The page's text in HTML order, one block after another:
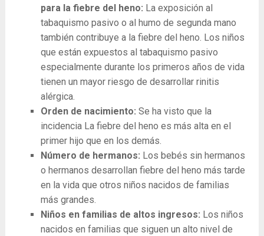
para la fiebre del heno: La exposición al
tabaquismo pasivo o al humo de segunda mano
también contribuye a la fiebre del heno. Los niños
que están expuestos al tabaquismo pasivo
especialmente durante los primeros años de vida
tienen un mayor riesgo de desarrollar rinitis
alérgica.
Orden de nacimiento: Se ha visto que la
incidencia La fiebre del heno es más alta en el
primer hijo que en los demás.
Número de hermanos: Los bebés sin hermanos
o hermanos desarrollan fiebre del heno más tarde
en la vida que otros niños nacidos de familias
más grandes.
Niños en familias de altos ingresos: Los niños
nacidos en familias que siguen un alto nivel de